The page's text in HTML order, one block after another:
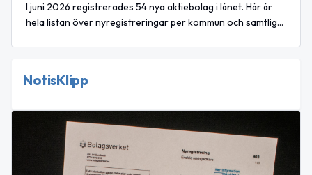
I juni 2026 registrerades 54 nya aktiebolag i länet. Här är
hela listan över nyregistreringar per kommun och samtliga
NotisKlipp